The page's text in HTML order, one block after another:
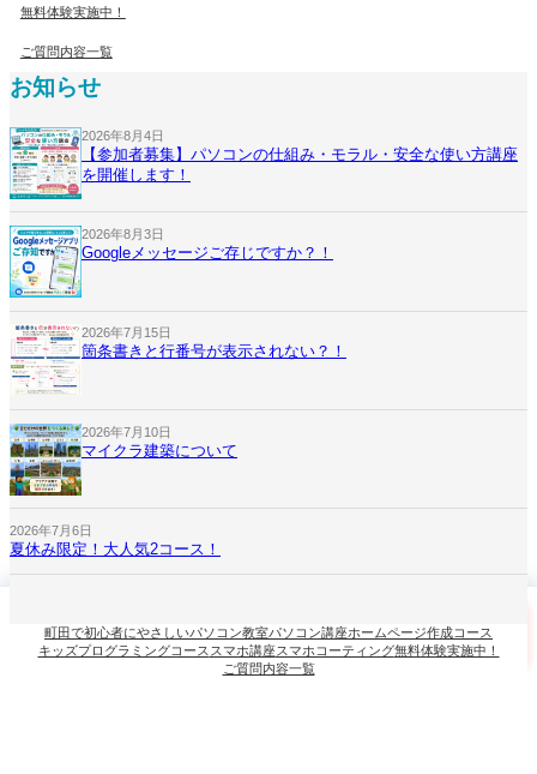
無料体験実施中！
ご質問内容一覧
お知らせ
2026年8月4日
【参加者募集】パソコンの仕組み・モラル・安全な使い方講座
を開催します！
2026年8月3日
Googleメッセージご存じですか？！
2026年7月15日
箇条書きと行番号が表示されない？！
2026年7月10日
マイクラ建築について
2026年7月6日
夏休み限定！大人気2コース！
町田で初心者にやさしいパソコン教室パソコン講座ホームページ作成コース
キッズプログラミングコース スマホ講座スマホコーティング無料体験実施中！
ご質問内容一覧
ホーム 電話 LINE相談 無料体験